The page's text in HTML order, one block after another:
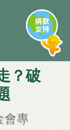
？破
會專